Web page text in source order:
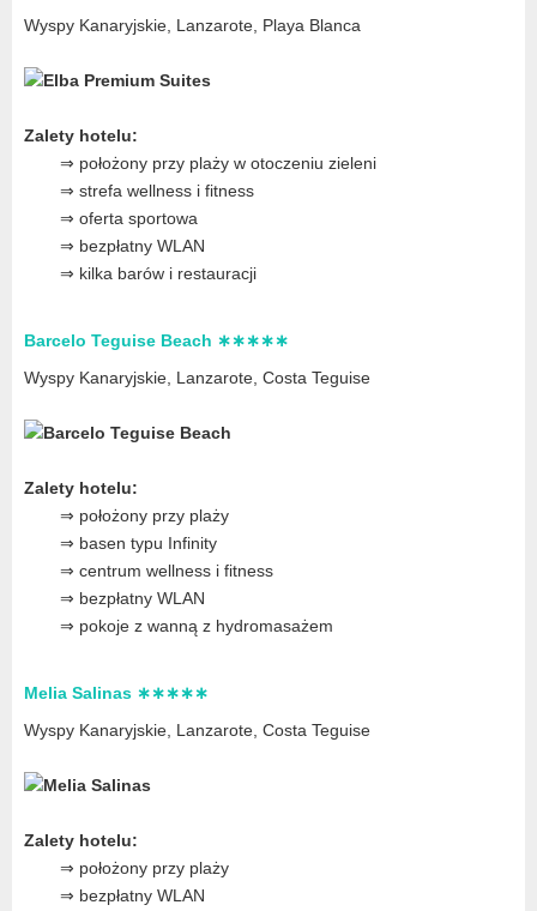
Wyspy Kanaryjskie, Lanzarote , Playa Blanca
Zalety hotelu:
⇒ położony przy plaży w otoczeniu zieleni
⇒ strefa wellness i fitness
⇒ oferta sportowa
⇒ bezpłatny WLAN
⇒ kilka barów i restauracji
Barcelo Teguise Beach ∗∗∗∗∗
Wyspy Kanaryjskie, Lanzarote , Costa Teguise
Zalety hotelu:
⇒ położony przy plaży
⇒ basen typu Infinity
⇒ centrum wellness i fitness
⇒ bezpłatny WLAN
⇒ pokoje z wanną z hydromasażem
Melia Salinas ∗∗∗∗∗
Wyspy Kanaryjskie, Lanzarote , Costa Teguise
Zalety hotelu:
⇒ położony przy plaży
⇒ bezpłatny WLAN